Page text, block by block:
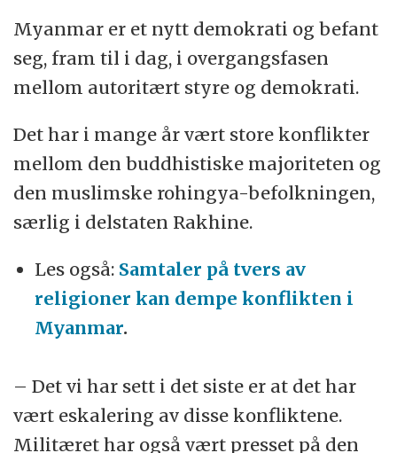
Myanmar er et nytt demokrati og befant
seg, fram til i dag, i overgangsfasen
mellom autoritært styre og demokrati.
Det har i mange år vært store konflikter
mellom den buddhistiske majoriteten og
den muslimske rohingya-befolkningen,
særlig i delstaten Rakhine.
Les også: Samtaler på tvers av
religioner kan dempe konflikten i
Myanmar.
– Det vi har sett i det siste er at det har
vært eskalering av disse konfliktene.
Militæret har også vært presset på den